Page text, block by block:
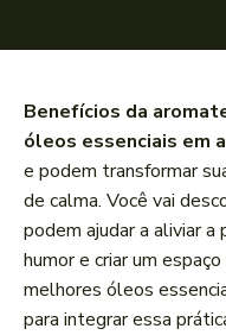
Benefícios da
óleos essenciais em
e podem transformar
de calma. Você vai
podem ajudar a aliviar a
humor e criar um
melhores óleos
para integrar essa